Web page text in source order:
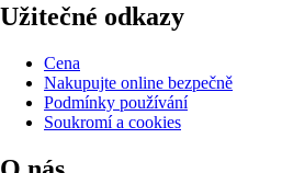
Užitečné odkazy
Cena
Nakupujte online bezpečně
Podmínky používání
Soukromí a cookies